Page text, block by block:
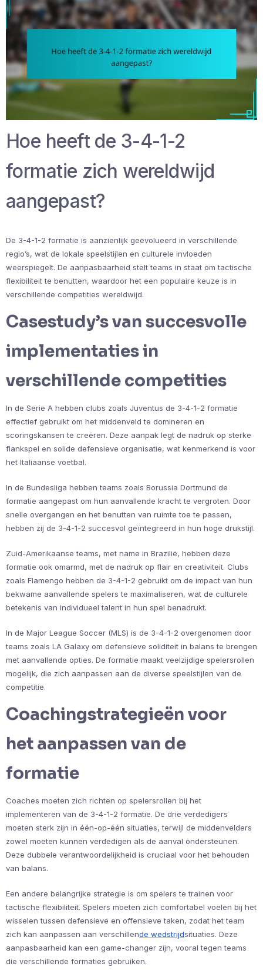
Hoe heeft de 3-4-1-2
formatie zich wereldwijd
aangepast?
De 3-4-1-2 formatie is aanzienlijk geëvolueerd in verschillende
regio’s, wat de lokale speelstijlen en culturele invloeden
weerspiegelt. De aanpasbaarheid stelt teams in staat om tactische
flexibiliteit te benutten, waardoor het een populaire keuze is in
verschillende competities wereldwijd.
Casestudy’s van succesvolle
implementaties in
verschillende competities
In de Serie A hebben clubs zoals Juventus de 3-4-1-2 formatie
effectief gebruikt om het middenveld te domineren en
scoringskansen te creëren. Deze aanpak legt de nadruk op sterke
flankspel en solide defensieve organisatie, wat kenmerkend is voor
het Italiaanse voetbal.
In de Bundesliga hebben teams zoals Borussia Dortmund de
formatie aangepast om hun aanvallende kracht te vergroten. Door
snelle overgangen en het benutten van ruimte toe te passen,
hebben zij de 3-4-1-2 succesvol geïntegreerd in hun hoge drukstijl.
Zuid-Amerikaanse teams, met name in Brazilië, hebben deze
formatie ook omarmd, met de nadruk op flair en creativiteit. Clubs
zoals Flamengo hebben de 3-4-1-2 gebruikt om de impact van hun
bekwame aanvallende spelers te maximaliseren, wat de culturele
betekenis van individueel talent in hun spel benadrukt.
In de Major League Soccer (MLS) is de 3-4-1-2 overgenomen door
teams zoals LA Galaxy om defensieve soliditeit in balans te brengen
met aanvallende opties. De formatie maakt veelzijdige spelersrollen
mogelijk, die zich aanpassen aan de diverse speelstijlen van de
competitie.
Coachingstrategieën voor
het aanpassen van de
formatie
Coaches moeten zich richten op spelersrollen bij het
implementeren van de 3-4-1-2 formatie. De drie verdedigers
moeten sterk zijn in één-op-één situaties, terwijl de middenvelders
zowel moeten kunnen verdedigen als de aanval ondersteunen.
Deze dubbele verantwoordelijkheid is cruciaal voor het behouden
van balans.
Een andere belangrijke strategie is om spelers te trainen voor
tactische flexibiliteit. Spelers moeten zich comfortabel voelen bij het
wisselen tussen defensieve en offensieve taken, zodat het team
zich kan aanpassen aan verschillende wedstrijdsituaties. Deze
aanpasbaarheid kan een game-changer zijn, vooral tegen teams
die verschillende formaties gebruiken.